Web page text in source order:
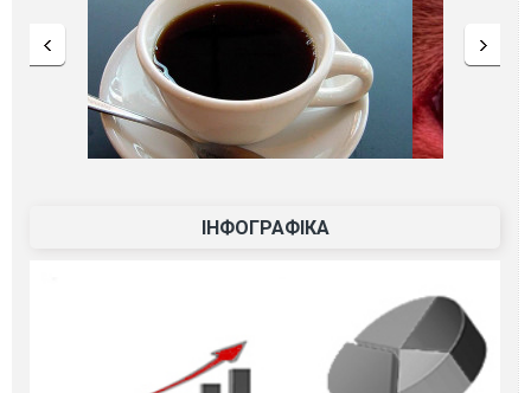
ІНФОГРАФІКА